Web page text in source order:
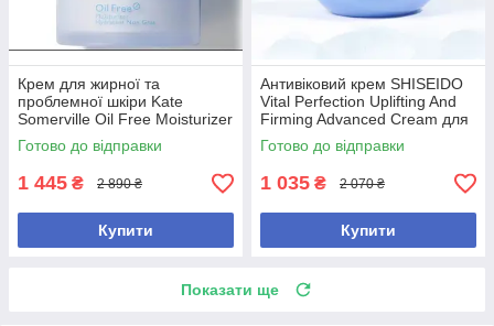
Крем для жирної та
проблемної шкіри Kate
Somerville Oil Free Moisturizer
50 ml
Готово до відправки
1 445 ₴ 2 890 ₴
Купити
Антивіковий крем SHISEIDO
Vital Perfection Uplifting And
Firming Advanced Cream для
пружності та сяйва шкіри, 15
мл
Готово до відправки
1 035 ₴ 2 070 ₴
Купити
Показати ще